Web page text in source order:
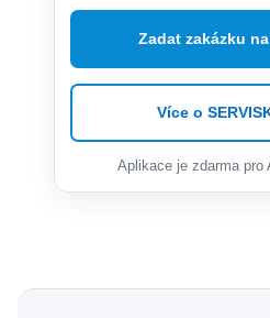
Zadat zakázku
Více o
Aplikace je zdarma pro